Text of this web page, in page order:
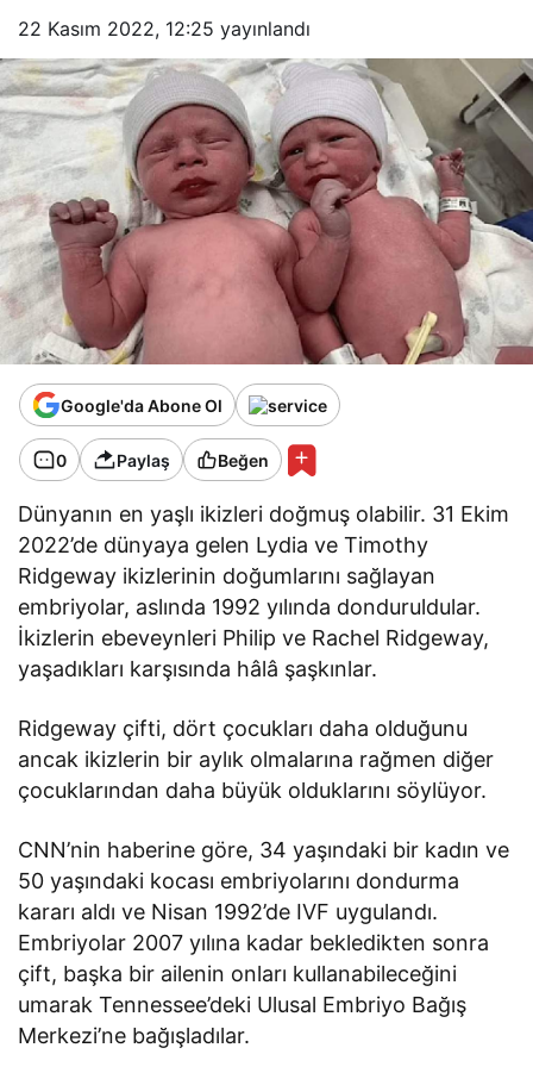
22 Kasım 2022, 12:25 yayınlandı
Google'da Abone Ol
0 Paylaş Beğen
Dünyanın en yaşlı ikizleri doğmuş olabilir. 31 Ekim
2022’de dünyaya gelen Lydia ve Timothy
Ridgeway ikizlerinin doğumlarını sağlayan
embriyolar, aslında 1992 yılında donduruldular.
İkizlerin ebeveynleri Philip ve Rachel Ridgeway,
yaşadıkları karşısında hâlâ şaşkınlar.
Ridgeway çifti, dört çocukları daha olduğunu
ancak ikizlerin bir aylık olmalarına rağmen diğer
çocuklarından daha büyük olduklarını söylüyor.
CNN’nin haberine göre, 34 yaşındaki bir kadın ve
50 yaşındaki kocası embriyolarını dondurma
kararı aldı ve Nisan 1992’de IVF uygulandı.
Embriyolar 2007 yılına kadar bekledikten sonra
çift, başka bir ailenin onları kullanabileceğini
umarak Tennessee’deki Ulusal Embriyo Bağış
Merkezi’ne bağışladılar.